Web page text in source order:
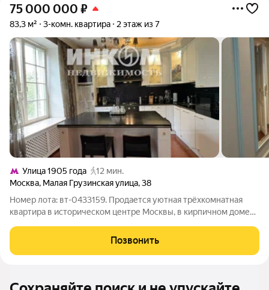
75 000 000 ₽
83,3 м² 3-комн. квартира 2 этаж из 7
Улица 1905 года
12 мин.
Москва, Малая Грузинская улица,38
Номер лота: вт-0433159. Продается уютная трёхкомнатная
квартира в историческом центре Москвы, в кирпичном доме
дизайнерским ремонтом, красивой мебелью и современной
техникой. Общая площадь 83,3 м кв.,
Позвонить